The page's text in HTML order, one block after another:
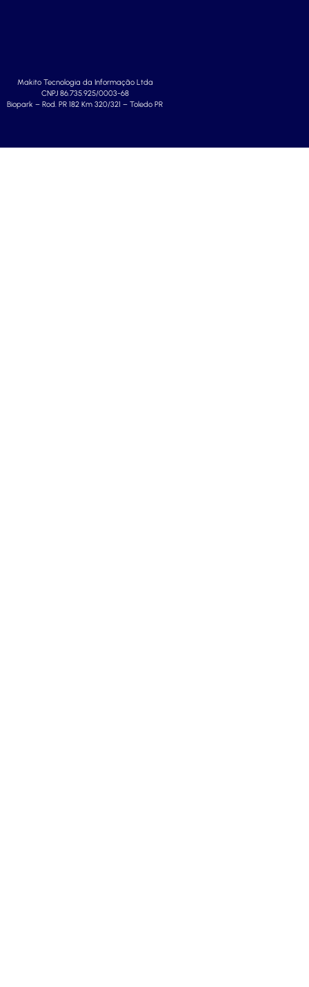
Makito Tecnologia da Informação Ltda
CNPJ 86.735.925/0003-68
Biopark – Rod. PR 182 Km 320/321 – Toledo PR